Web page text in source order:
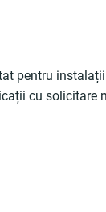
pentru
cu solicitare